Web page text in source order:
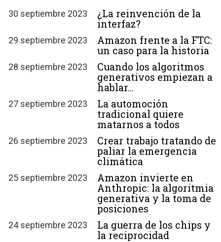
30 septiembre 2023
¿La reinvención de la
interfaz?
29 septiembre 2023
Amazon frente a la FTC:
un caso para la historia
28 septiembre 2023
Cuando los algoritmos
generativos empiezan a
hablar…
27 septiembre 2023
La automoción
tradicional quiere
matarnos a todos
26 septiembre 2023
Crear trabajo tratando de
paliar la emergencia
climática
25 septiembre 2023
Amazon invierte en
Anthropic: la algoritmia
generativa y la toma de
posiciones
24 septiembre 2023
La guerra de los chips y
la reciprocidad